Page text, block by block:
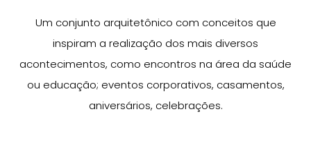
Um conjunto arquitetônico com conceitos que
inspiram a realização dos mais diversos
acontecimentos, como encontros na área da saúde
ou educação; eventos corporativos, casamentos,
aniversários, celebrações.